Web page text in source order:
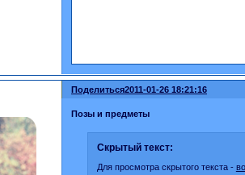
Поделиться2011-01-26 18:21:16
Позы и предметы
Скрытый текст:
Для просмотра скрытого текста -